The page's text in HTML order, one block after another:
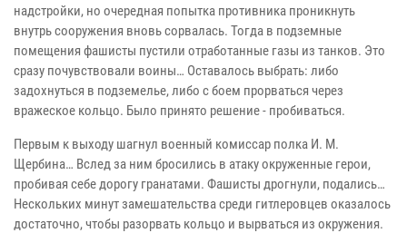
надстройки, но очередная попытка противника проникнуть
внутрь сооружения вновь сорвалась. Тогда в подземные
помещения фашисты пустили отработанные газы из танков. Это
сразу почувствовали воины… Оставалось выбрать: либо
задохнуться в подземелье, либо с боем прорваться через
вражеское кольцо. Было принято решение - пробиваться.
Первым к выходу шагнул военный комиссар полка И. М.
Щербина… Вслед за ним бросились в атаку окруженные герои,
пробивая себе дорогу гранатами. Фашисты дрогнули, подались…
Нескольких минут замешательства среди гитлеровцев оказалось
достаточно, чтобы разорвать кольцо и вырваться из окружения.